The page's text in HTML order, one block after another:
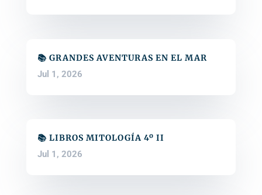
📚 GRANDES AVENTURAS EN EL MAR
Jul 1, 2026
📚 LIBROS MITOLOGÍA 4º II
Jul 1, 2026